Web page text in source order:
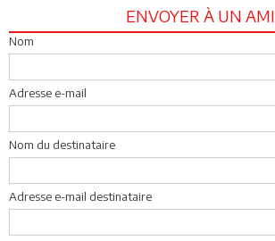
ENVOYER À UN AMI
Nom
Adresse e-mail
Nom du destinataire
Adresse e-mail destinataire